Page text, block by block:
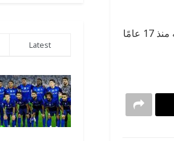
تمكن مع النادي الهلال السعودي تحقيق لقب الثالث في حقبة دوري أبطال آسيا وأول لقب قاري له منذ 17 عامًا
Latest